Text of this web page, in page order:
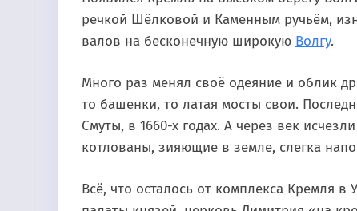
речкой Шёлковой и Каменным ручьём,
валов на бесконечную широкую Волгу.
Много раз менял своё одеяние и облик
то башенки, то латая мосты свои.
Смуты, в 1660-х годах. А через век
котлованы, зияющие в земле, слегка
Всё, что осталось от комплекса Кремля